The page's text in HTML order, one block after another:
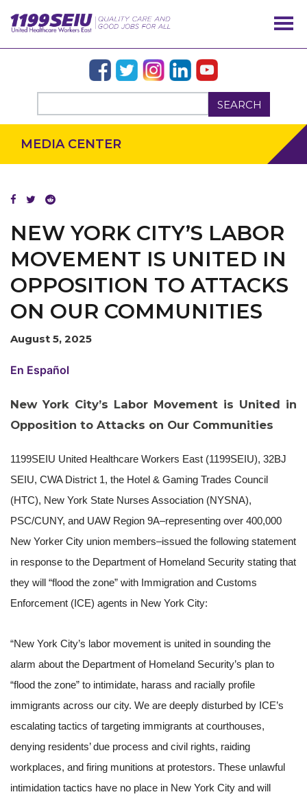
SEARCH
OUR ISSUES
MEMBERS
MEDIA CENTER
NEW YORK CITY’S LABOR
MOVEMENT IS UNITED IN
OPPOSITION TO ATTACKS
ON OUR COMMUNITIES
August 5, 2025
En Español
New York City’s Labor Movement is United in
Opposition to Attacks on Our Communities
1199SEIU United Healthcare Workers East (1199SEIU), 32BJ
SEIU, CWA District 1, the Hotel & Gaming Trades Council
(HTC), New York State Nurses Association (NYSNA),
PSC/CUNY, and UAW Region 9A–representing over 400,000
New Yorker City union members–issued the following statement
in response to the Department of Homeland Security stating that
they will “flood the zone” with Immigration and Customs
Enforcement (ICE) agents in New York City:
“New York City’s labor movement is united in sounding the
alarm about the Department of Homeland Security’s plan to
“flood the zone” to intimidate, harass and racially profile
immigrants across our city. We are deeply disturbed by ICE’s
escalating tactics of targeting immigrants at courthouses,
denying residents’ due process and civil rights, raiding
workplaces, and firing munitions at protestors. These unlawful
intimidation tactics have no place in New York City and will